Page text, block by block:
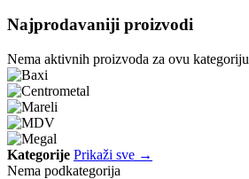
Najprodavaniji proizvodi
Nema aktivnih proizvoda za ovu kategoriju
Kategorije Prikaži sve →
Nema podkategorija